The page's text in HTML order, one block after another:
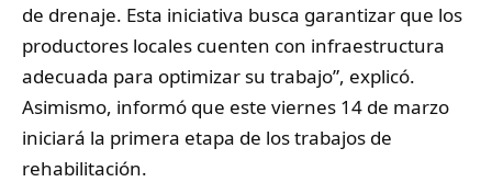
de drenaje. Esta iniciativa busca garantizar que los
productores locales cuenten con infraestructura
adecuada para optimizar su trabajo”, explicó.
Asimismo, informó que este viernes 14 de marzo
iniciará la primera etapa de los trabajos de
rehabilitación.